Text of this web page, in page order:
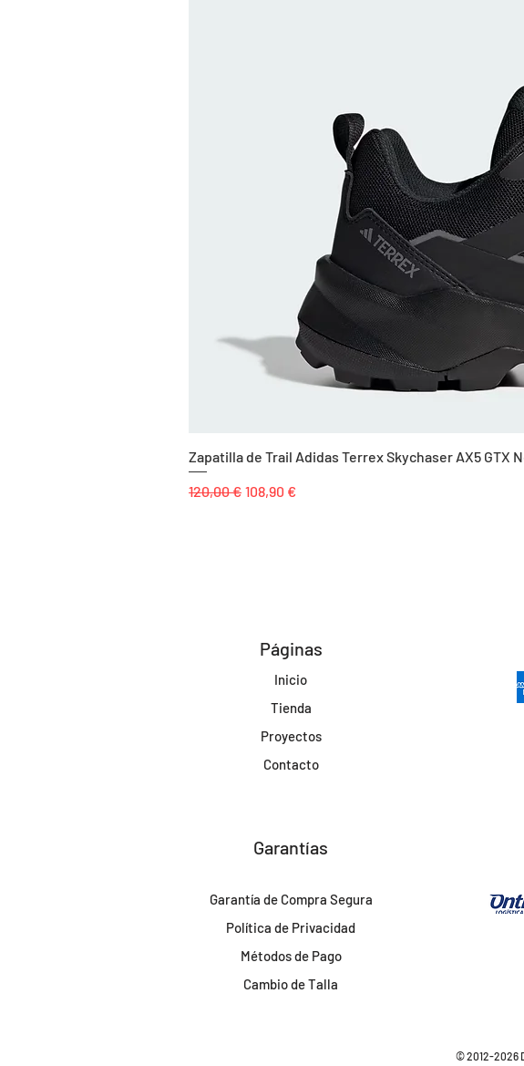
Zapatilla de Trail Adidas Terrex Skychaser AX5 GTX
Precio
120,00 € Precio de oferta
108,90 €
Páginas
Inicio
Tienda
Proyectos
Contacto
Garantías
Garantía de Compra Segura
Política de Privacidad
Métodos de Pago
Cambio de Talla
© 2012-2026